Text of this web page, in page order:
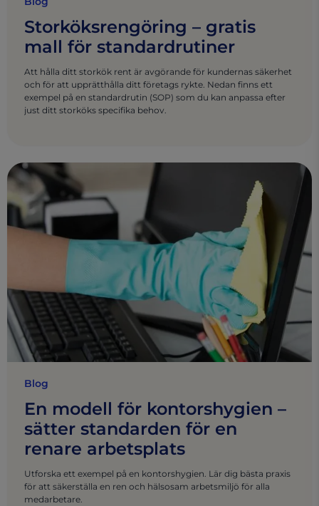
Storköksrengöring – gratis
mall för standardrutiner
Att hålla ditt storkök rent är avgörande för kundernas säkerhet
och för att upprätthålla ditt företags rykte. Nedan finns ett
exempel på en standardrutin (SOP) som du kan anpassa efter
just ditt storköks specifika behov.
Blog
En modell för kontorshygien –
sätter standarden för en
renare arbetsplats
Utforska ett exempel på en kontorshygien. Lär dig bästa praxis
för att säkerställa en ren och hälsosam arbetsmiljö för alla
medarbetare.